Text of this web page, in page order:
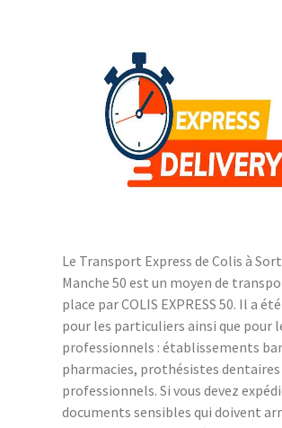
Le Transport Express de Colis à
Manche 50 est un moyen de
place par COLIS EXPRESS 50. Il a
pour les particuliers ainsi que pour
professionnels : établissements
pharmacies, prothésistes
professionnels. Si vous devez
documents sensibles qui doivent